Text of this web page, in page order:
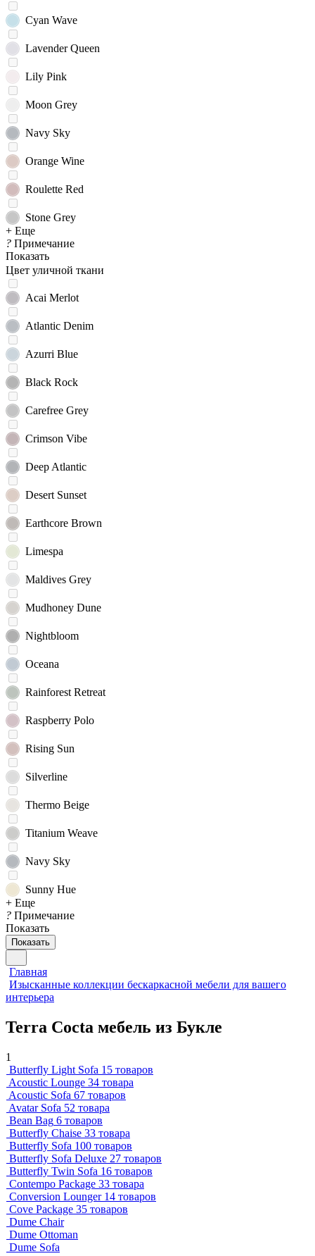
Cyan Wave
Lavender Queen
Lily Pink
Moon Grey
Navy Sky
Orange Wine
Roulette Red
Stone Grey
+ Еще
? Примечание
Показать
Цвет уличной ткани
Acai Merlot
Atlantic Denim
Azurri Blue
Black Rock
Carefree Grey
Crimson Vibe
Deep Atlantic
Desert Sunset
Earthcore Brown
Limespa
Maldives Grey
Mudhoney Dune
Nightbloom
Oceana
Rainforest Retreat
Raspberry Polo
Rising Sun
Silverline
Thermo Beige
Titanium Weave
Navy Sky
Sunny Hue
+ Еще
? Примечание
Показать
Показать
Главная
Изысканные коллекции бескаркасной мебели для вашего
интерьера
Terra Cocta мебель из Букле
1
Butterfly Light Sofa 15 товаров
Acoustic Lounge 34 товара
Acoustic Sofa 67 товаров
Avatar Sofa 52 товара
Bean Bag 6 товаров
Butterfly Chaise 33 товара
Butterfly Sofa 100 товаров
Butterfly Sofa Deluxe 27 товаров
Butterfly Twin Sofa 16 товаров
Contempo Package 33 товара
Conversion Lounger 14 товаров
Cove Package 35 товаров
Dume Chair
Dume Ottoman
Dume Sofa